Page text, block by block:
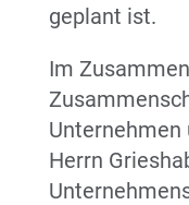
geplant ist.
Im
Unternehmen
Herrn